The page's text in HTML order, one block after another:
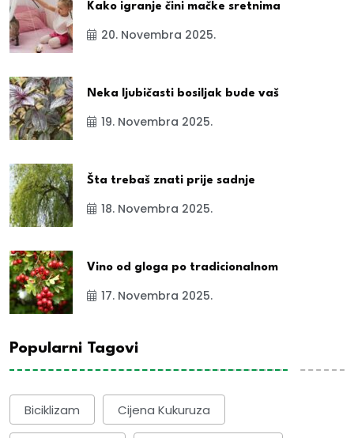
Kako igranje čini mačke sretnima
20. Novembra 2025.
Neka ljubičasti bosiljak bude vaš
19. Novembra 2025.
Šta trebaš znati prije sadnje
18. Novembra 2025.
Vino od gloga po tradicionalnom
17. Novembra 2025.
Popularni Tagovi
Biciklizam Cijena Kukuruza